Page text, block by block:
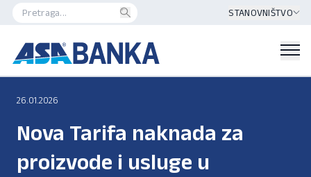
STANOVNIŠTVO
26.01.2026
Nova Tarifa naknada za
proizvode i usluge u